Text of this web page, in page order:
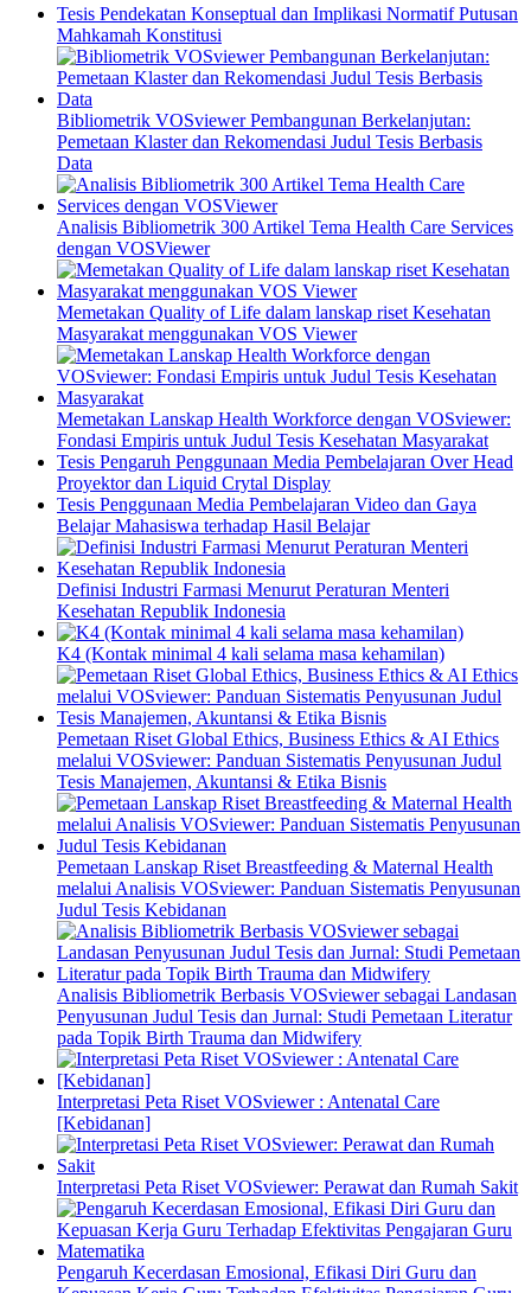
Tesis Pendekatan Konseptual dan Implikasi Normatif Putusan
Mahkamah Konstitusi
Bibliometrik VOSviewer Pembangunan Berkelanjutan:
Pemetaan Klaster dan Rekomendasi Judul Tesis Berbasis
Data
Analisis Bibliometrik 300 Artikel Tema Health Care Services
dengan VOSViewer
Memetakan Quality of Life dalam lanskap riset Kesehatan
Masyarakat menggunakan VOS Viewer
Memetakan Lanskap Health Workforce dengan VOSviewer:
Fondasi Empiris untuk Judul Tesis Kesehatan Masyarakat
Tesis Pengaruh Penggunaan Media Pembelajaran Over Head
Proyektor dan Liquid Crytal Display
Tesis Penggunaan Media Pembelajaran Video dan Gaya
Belajar Mahasiswa terhadap Hasil Belajar
Definisi Industri Farmasi Menurut Peraturan Menteri
Kesehatan Republik Indonesia
K4 (Kontak minimal 4 kali selama masa kehamilan)
Pemetaan Riset Global Ethics, Business Ethics & AI Ethics
melalui VOSviewer: Panduan Sistematis Penyusunan Judul
Tesis Manajemen, Akuntansi & Etika Bisnis
Pemetaan Lanskap Riset Breastfeeding & Maternal Health
melalui Analisis VOSviewer: Panduan Sistematis Penyusunan
Judul Tesis Kebidanan
Analisis Bibliometrik Berbasis VOSviewer sebagai Landasan
Penyusunan Judul Tesis dan Jurnal: Studi Pemetaan Literatur
pada Topik Birth Trauma dan Midwifery
Interpretasi Peta Riset VOSviewer : Antenatal Care
[Kebidanan]
Interpretasi Peta Riset VOSviewer: Perawat dan Rumah Sakit
Pengaruh Kecerdasan Emosional, Efikasi Diri Guru dan